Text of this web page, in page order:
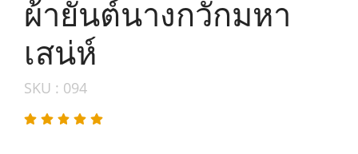
ผ้ายันต์นางกวักมหา
เสน่ห์
SKU : 094